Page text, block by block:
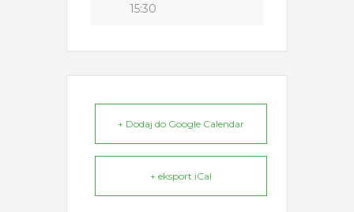
15:30
+ Dodaj do Google Calendar
+ eksport iCal